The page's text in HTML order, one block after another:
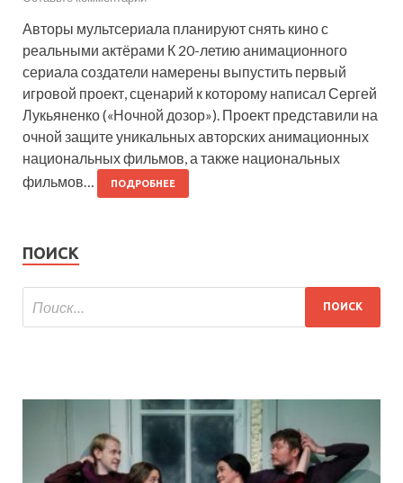
Авторы мультсериала планируют снять кино с
реальными актёрами К 20-летию анимационного
сериала создатели намерены выпустить первый
игровой проект, сценарий к которому написал Сергей
Лукьяненко («Ночной дозор»). Проект представили на
очной защите уникальных авторских анимационных
национальных фильмов, а также национальных
фильмов…
ПОДРОБНЕЕ
ПОИСК